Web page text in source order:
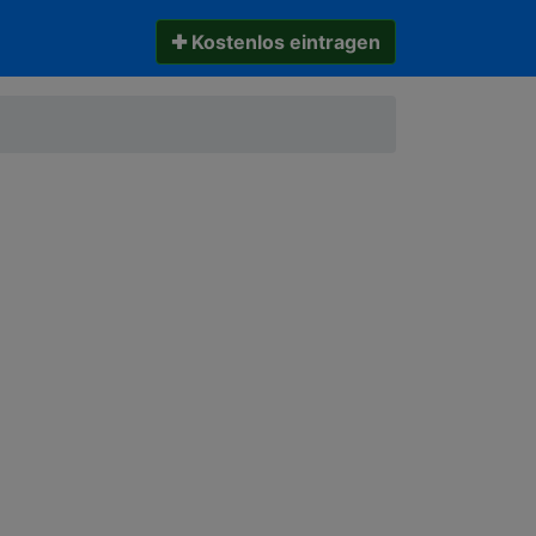
✚ Kostenlos eintragen